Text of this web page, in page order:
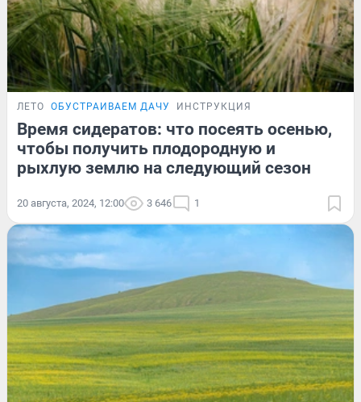
ЛЕТО ОБУСТРАИВАЕМ ДАЧУ ИНСТРУКЦИЯ
Время сидератов: что посеять осенью,
чтобы получить плодородную и
рыхлую землю на следующий сезон
20 августа, 2024, 12:00 3 646 1